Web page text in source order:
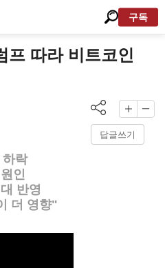
구독
따라 비트코인
답글쓰기
하락
인
반영
더 영향"